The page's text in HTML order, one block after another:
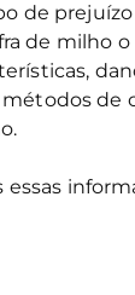
de
de milho o
métodos de